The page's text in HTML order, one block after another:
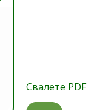
Свалете PDF